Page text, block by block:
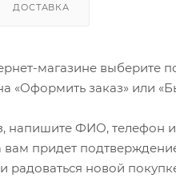
ДОСТАВКА
магазине выберите
«Оформить заказ» или
напишите ФИО, телефон
вам придет
радоваться новой